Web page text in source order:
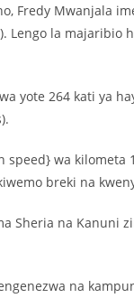
Fredy Mwanjala
Lengo la majaribio
yote 264 kati ya
wa kilometa
breki na
Sheria na Kanuni
na